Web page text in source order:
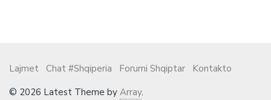
Lajmet Chat #Shqiperia Forumi Shqiptar
Kontakto
© 2026 Latest Theme by Array.